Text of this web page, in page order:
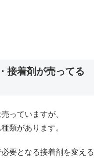
接着剤が売ってる
っていますが、
類があります。
要となる接着剤を変える